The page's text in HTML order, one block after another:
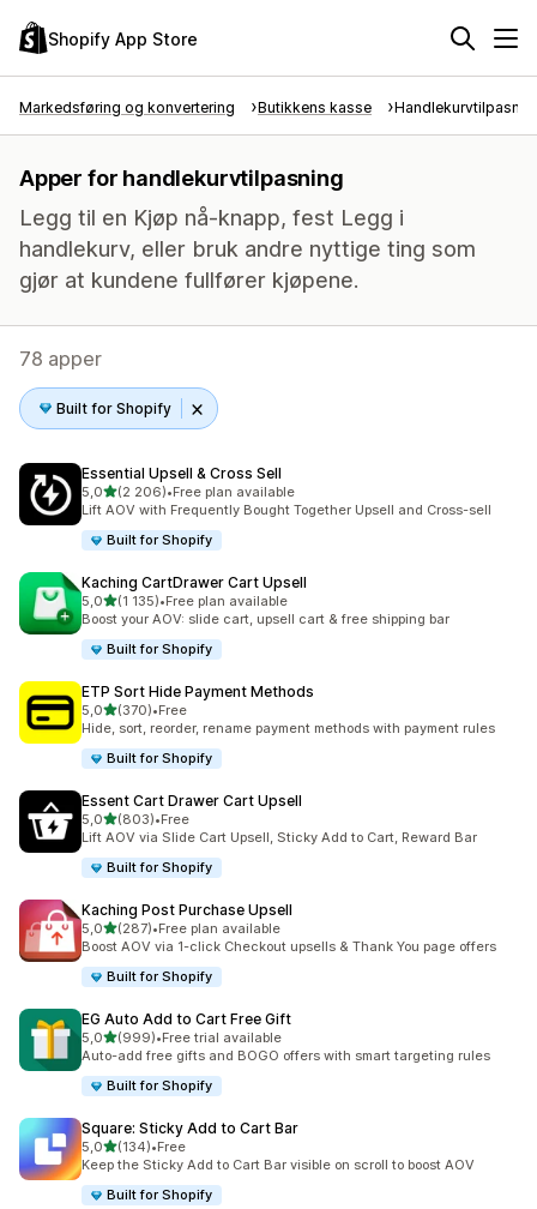
Shopify App Store
Markedsføring og konvertering Butikkens kasse
Apper for handlekurvtilpasning
Legg til en Kjøp nå-knapp, fest Legg i
handlekurv, eller bruk andre nyttige ting som
gjør at kundene fullfører kjøpene.
78 apper
Built for Shopify
Essential Upsell & Cross Sell
5,0av 5 stjerner
(2 206)
Totalt 2206 omtaler
•Free plan available
Lift AOV with Frequently Bought Together Upsell and Cross-sell
Built for Shopify
Kaching CartDrawer Cart Upsell
5,0av 5 stjerner
(1 135)
Totalt 1135 omtaler
•Free plan available
Boost your AOV: slide cart, upsell cart & free shipping bar
Built for Shopify
ETP Sort Hide Payment Methods
5,0av 5 stjerner
(370)
Totalt 370 omtaler
•Free
Hide, sort, reorder, rename payment methods with payment rules
Built for Shopify
Essent Cart Drawer Cart Upsell
5,0av 5 stjerner
(803)
Totalt 803 omtaler
•Free
Lift AOV via Slide Cart Upsell, Sticky Add to Cart, Reward Bar
Built for Shopify
Kaching Post Purchase Upsell
5,0av 5 stjerner
(287)
Totalt 287 omtaler
•Free plan available
Boost AOV via 1-click Checkout upsells & Thank You page offers
Built for Shopify
EG Auto Add to Cart Free Gift
5,0av 5 stjerner
(999)
Totalt 999 omtaler
•Free trial available
Auto-add free gifts and BOGO offers with smart targeting rules
Built for Shopify
Square: Sticky Add to Cart Bar
5,0av 5 stjerner
(134)
Totalt 134 omtaler
•Free
Keep the Sticky Add to Cart Bar visible on scroll to boost AOV
Built for Shopify